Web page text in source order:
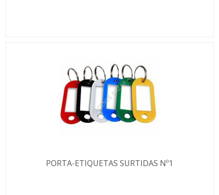
PORTA-ETIQUETAS SURTIDAS Nº1